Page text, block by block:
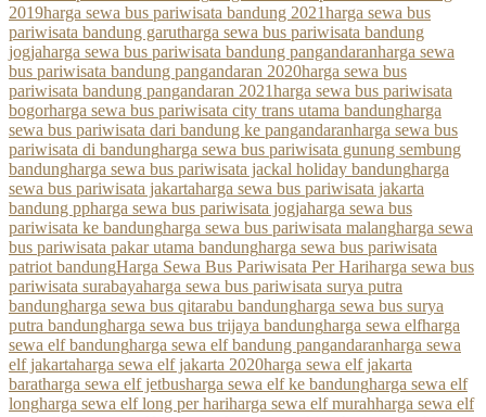
2019harga sewa bus pariwisata bandung 2021harga sewa bus
pariwisata bandung garutharga sewa bus pariwisata bandung
jogjaharga sewa bus pariwisata bandung pangandaranharga sewa
bus pariwisata bandung pangandaran 2020harga sewa bus
pariwisata bandung pangandaran 2021harga sewa bus pariwisata
bogorharga sewa bus pariwisata city trans utama bandungharga
sewa bus pariwisata dari bandung ke pangandaranharga sewa bus
pariwisata di bandungharga sewa bus pariwisata gunung sembung
bandungharga sewa bus pariwisata jackal holiday bandungharga
sewa bus pariwisata jakartaharga sewa bus pariwisata jakarta
bandung ppharga sewa bus pariwisata jogjaharga sewa bus
pariwisata ke bandungharga sewa bus pariwisata malangharga sewa
bus pariwisata pakar utama bandungharga sewa bus pariwisata
patriot bandungHarga Sewa Bus Pariwisata Per Hariharga sewa bus
pariwisata surabayaharga sewa bus pariwisata surya putra
bandungharga sewa bus qitarabu bandungharga sewa bus surya
putra bandungharga sewa bus trijaya bandungharga sewa elfharga
sewa elf bandungharga sewa elf bandung pangandaranharga sewa
elf jakartaharga sewa elf jakarta 2020harga sewa elf jakarta
baratharga sewa elf jetbusharga sewa elf ke bandungharga sewa elf
longharga sewa elf long per hariharga sewa elf murahharga sewa elf